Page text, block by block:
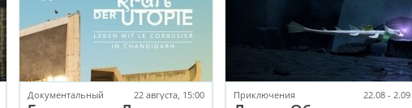
Документальный 22 августа, 15:00 Приключения 22.08 - 2.09